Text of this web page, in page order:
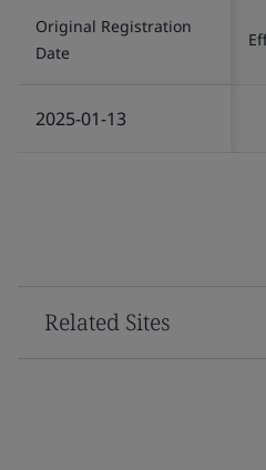
Original Registration
Date
2025-01-13
Related Sites